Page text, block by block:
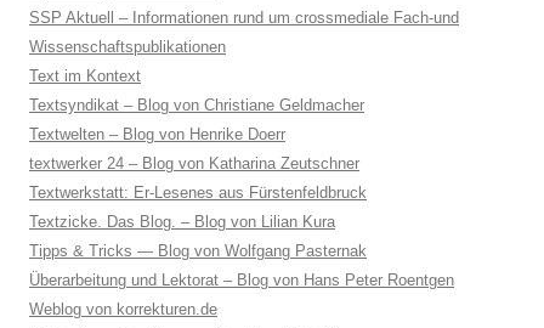
SSP Aktuell – Informationen rund um crossmediale Fach-und
Wissenschaftspublikationen
Text im Kontext
Textsyndikat – Blog von Christiane Geldmacher
Textwelten – Blog von Henrike Doerr
textwerker 24 – Blog von Katharina Zeutschner
Textwerkstatt: Er-Lesenes aus Fürstenfeldbruck
Textzicke. Das Blog. – Blog von Lilian Kura
Tipps & Tricks — Blog von Wolfgang Pasternak
Überarbeitung und Lektorat – Blog von Hans Peter Roentgen
Weblog von korrekturen.de